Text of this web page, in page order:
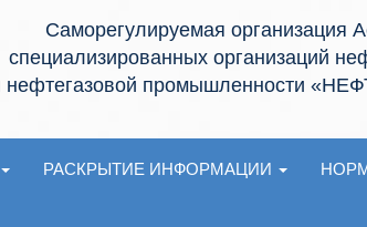
Саморегулируемая организация
специализированных организаций
нефтегазовой промышленности
РАСКРЫТИЕ ИНФОРМАЦИИ